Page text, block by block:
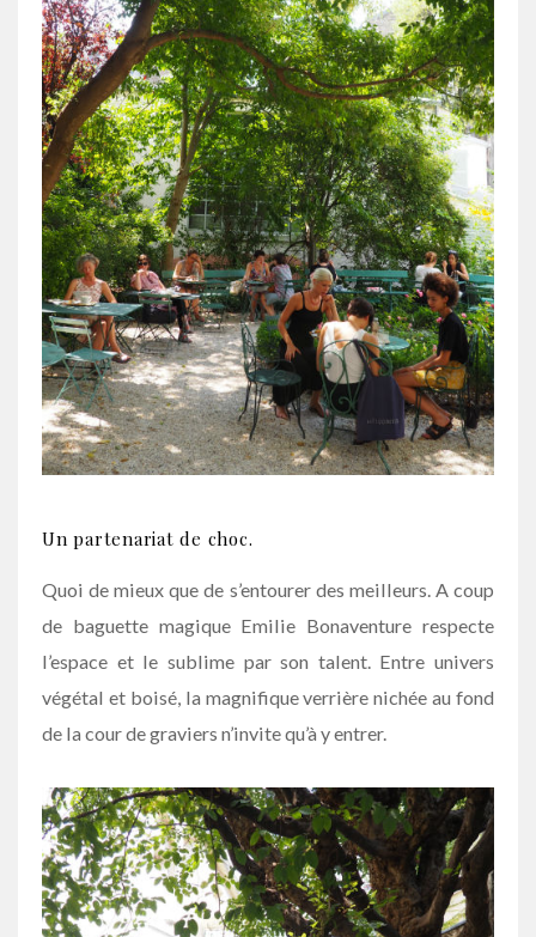
Un partenariat de choc.
Quoi de mieux que de s’entourer des meilleurs. A coup
de baguette magique Emilie Bonaventure respecte
l’espace et le sublime par son talent. Entre univers
végétal et boisé, la magnifique verrière nichée au fond
de la cour de graviers n’invite qu’à y entrer.